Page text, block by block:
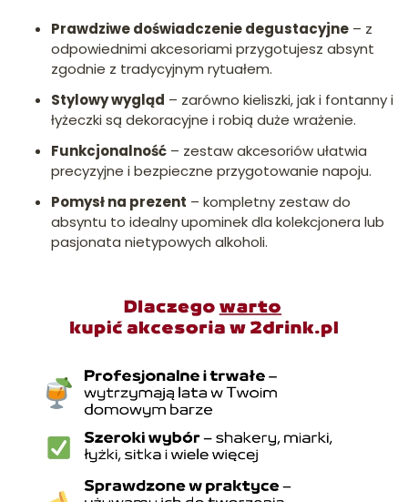
Prawdziwe doświadczenie degustacyjne – z
odpowiednimi akcesoriami przygotujesz absynt
zgodnie z tradycyjnym rytuałem.
Stylowy wygląd – zarówno kieliszki, jak i fontanny i
łyżeczki są dekoracyjne i robią duże wrażenie.
Funkcjonalność – zestaw akcesoriów ułatwia
precyzyjne i bezpieczne przygotowanie napoju.
Pomysł na prezent – kompletny zestaw do
absyntu to idealny upominek dla kolekcjonera lub
pasjonata nietypowych alkoholi.